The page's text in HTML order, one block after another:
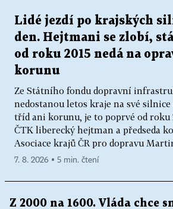
Lidé jezdí po krajských
den. Hejtmani se zlobí,
od roku 2015 nedá na
korunu
Ze Státního fondu dopravní
nedostanou letos kraje na své
tříd ani korunu, je to poprvé od roku
ČTK liberecký hejtman a předseda
Asociace krajů ČR pro dopravu
7. 8. 2026 ▪ 5 min. čtení
Z 2000 na 1600. Vláda chce